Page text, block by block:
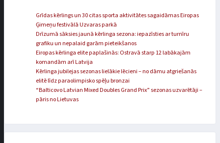
Grīdas kērlings un 30 citas sporta aktivitātes sagaidāmas Eiropas
Ģimeņu festivālā Uzvaras parkā
Drīzumā sāksies jaunā kērlinga sezona: iepazīsties ar turnīru
grafiku un nepalaid garām pieteikšanos
Eiropas kērlinga elite paplašinās: Ostravā starp 12 labākajām
komandām arī Latvija
Kērlinga jubilejas sezonas lielākie lēcieni – no dāmu atgriešanās
elitē līdz paraolimpisko spēļu bronzai
“Balticovo Latvian Mixed Doubles Grand Prix” sezonas uzvarētāji –
pāris no Lietuvas